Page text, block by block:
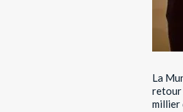
La
retour
millier